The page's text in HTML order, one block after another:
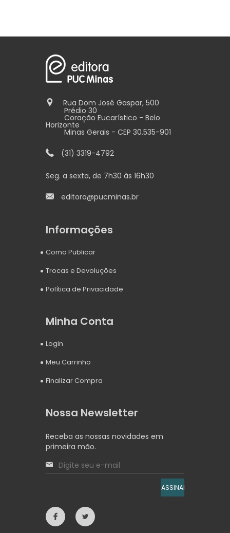
Rua Dom José Gaspar, 500
Prédio 30
Coração Eucarístico - Belo
Horizonte
Minas Gerais - CEP 30.535-901
(31) 3319-4792
Seg. a sexta, de 7h30 às 16h30
editora@pucminas.br
Informações
Como Publicar
Trocas e Devoluções
Política de Privacidade
Minha Conta
Login
Meu Carrinho
Finalizar Compra
Nossa Newsletter
Receba as nossas novidades em
primeira mão.
ASSINAR